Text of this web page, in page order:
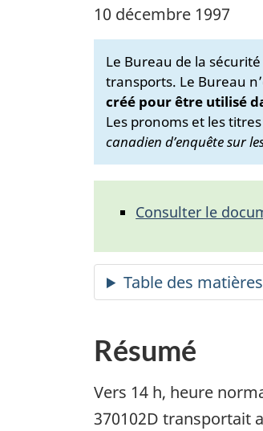
10 décembre 1997
Le Bureau de la
transports. Le Bureau
créé pour être utilisé
Les pronoms et les
canadien d’enquête sur
Consulter le
Résumé
Vers 14 h, heure
370102D transportait